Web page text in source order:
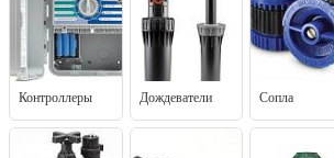
Контроллеры Дождеватели Сопла